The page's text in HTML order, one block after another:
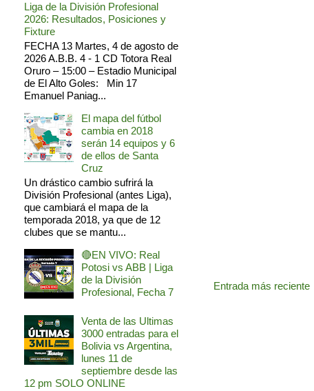
Entrada más reciente
Liga de la División Profesional
2026: Resultados, Posiciones y
Fixture
FECHA 13 Martes, 4 de agosto de
2026 A.B.B. 4 - 1 CD Totora Real
Oruro – 15:00 – Estadio Municipal
de El Alto Goles: Min 17
Emanuel Paniag...
El mapa del fútbol
cambia en 2018
serán 14 equipos y 6
de ellos de Santa
Cruz
Un drástico cambio sufrirá la
División Profesional (antes Liga),
que cambiará el mapa de la
temporada 2018, ya que de 12
clubes que se mantu...
🔴EN VIVO: Real
Potosi vs ABB | Liga
de la División
Profesional, Fecha 7
Venta de las Ultimas
3000 entradas para el
Bolivia vs Argentina,
lunes 11 de
septiembre desde las
12 pm SOLO ONLINE